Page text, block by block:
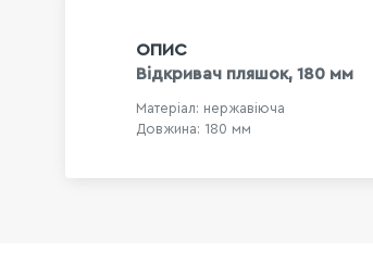
ОПИС
Відкривач пляшок, 180 мм
Матеріал: нержавіюча
Довжина: 180 мм